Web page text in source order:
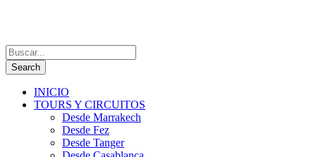
INICIO
TOURS Y CIRCUITOS
Desde Marrakech
Desde Fez
Desde Tanger